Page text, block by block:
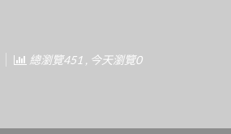
總瀏覽451 , 今天瀏覽0